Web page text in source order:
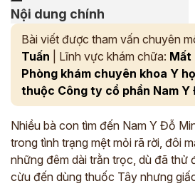
Nội dung chính
Bài viết được tham vấn chuyên
Tuấn | Lĩnh vực khám chữa: Mất
Phòng khám chuyên khoa Y
thuộc Công ty cổ phần Nam
Nhiều bà con tìm đến Nam Y Đỗ
trong tình trạng mệt mỏi rã rời, đôi
những đêm dài trằn trọc, dù đã thử
cừu đến dùng thuốc Tây nhưng